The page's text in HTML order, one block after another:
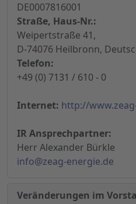
DE0007816001
Straße, Haus-Nr.:
Weipertstraße 41,
D-74076 Heilbronn,
Telefon:
+49 (0) 7131 / 610 - 0
Internet: http://
IR Ansprechpartner:
Herr Alexander Bürkle
info@zeag-energie.de
Veränderungen im